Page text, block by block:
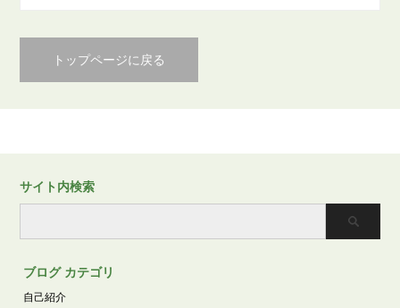
トップページに戻る
サイト内検索
ブログ カテゴリ
自己紹介